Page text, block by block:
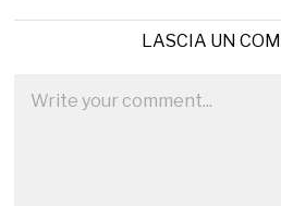
LASCIA UN